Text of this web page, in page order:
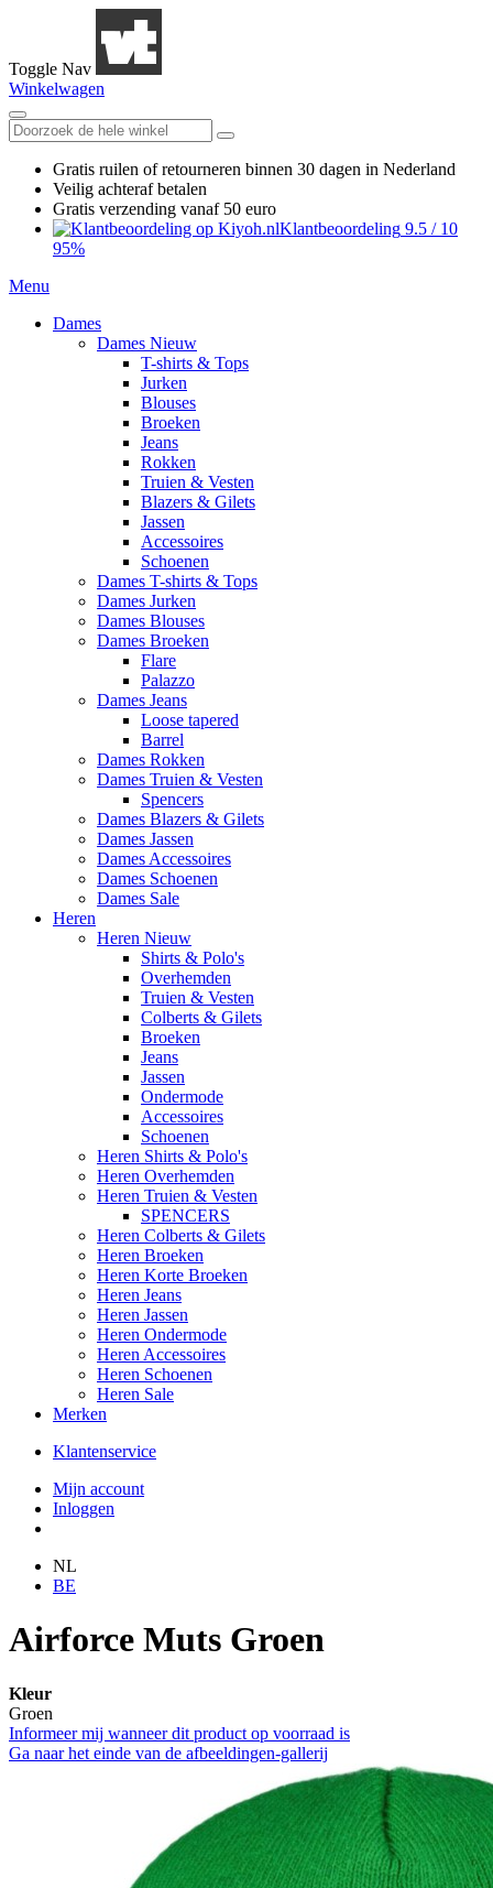
Toggle Nav
Winkelwagen
Gratis ruilen of retourneren binnen 30 dagen in Nederland
Veilig achteraf betalen
Gratis verzending vanaf 50 euro
Klantbeoordeling 9.5 / 10
95%
Menu
Dames
Dames Nieuw
T-shirts & Tops
Jurken
Blouses
Broeken
Jeans
Rokken
Truien & Vesten
Blazers & Gilets
Jassen
Accessoires
Schoenen
Dames T-shirts & Tops
Dames Jurken
Dames Blouses
Dames Broeken
Flare
Palazzo
Dames Jeans
Loose tapered
Barrel
Dames Rokken
Dames Truien & Vesten
Spencers
Dames Blazers & Gilets
Dames Jassen
Dames Accessoires
Dames Schoenen
Dames Sale
Heren
Heren Nieuw
Shirts & Polo's
Overhemden
Truien & Vesten
Colberts & Gilets
Broeken
Jeans
Jassen
Ondermode
Accessoires
Schoenen
Heren Shirts & Polo's
Heren Overhemden
Heren Truien & Vesten
SPENCERS
Heren Colberts & Gilets
Heren Broeken
Heren Korte Broeken
Heren Jeans
Heren Jassen
Heren Ondermode
Heren Accessoires
Heren Schoenen
Heren Sale
Merken
Klantenservice
Mijn account
Inloggen
NL
BE
Airforce Muts Groen
Kleur
Groen
Informeer mij wanneer dit product op voorraad is
Ga naar het einde van de afbeeldingen-gallerij